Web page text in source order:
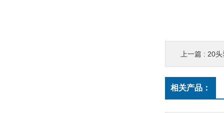
上一篇 : 20头
相关产品：